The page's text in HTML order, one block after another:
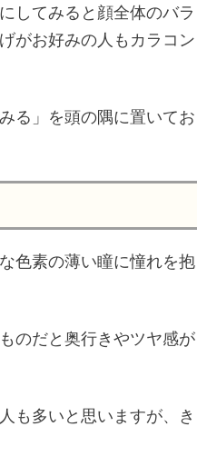
してみると顔全体のバラ
がお好みの人もカラコン
る」を頭の隅に置いてお
色素の薄い瞳に憧れを抱
のだと奥行きやツヤ感が
も多いと思いますが、き